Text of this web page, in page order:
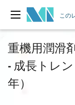
この
重機用潤滑
- 成長トレ
年）